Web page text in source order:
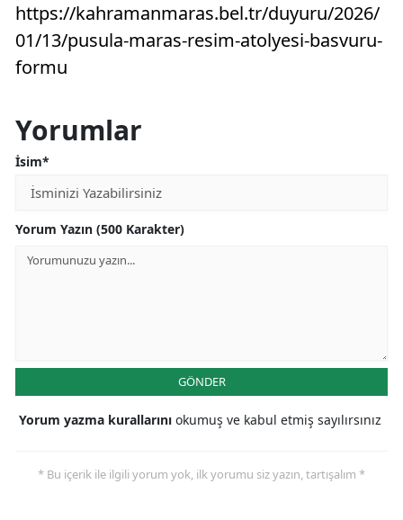
https://kahramanmaras.bel.tr/duyuru/2026/
01/13/pusula-maras-resim-atolyesi-basvuru-
formu
Yorumlar
İsim*
Yorum Yazın (500 Karakter)
GÖNDER
Yorum yazma kurallarını okumuş ve kabul etmiş sayılırsınız
* Bu içerik ile ilgili yorum yok, ilk yorumu siz yazın, tartışalım *